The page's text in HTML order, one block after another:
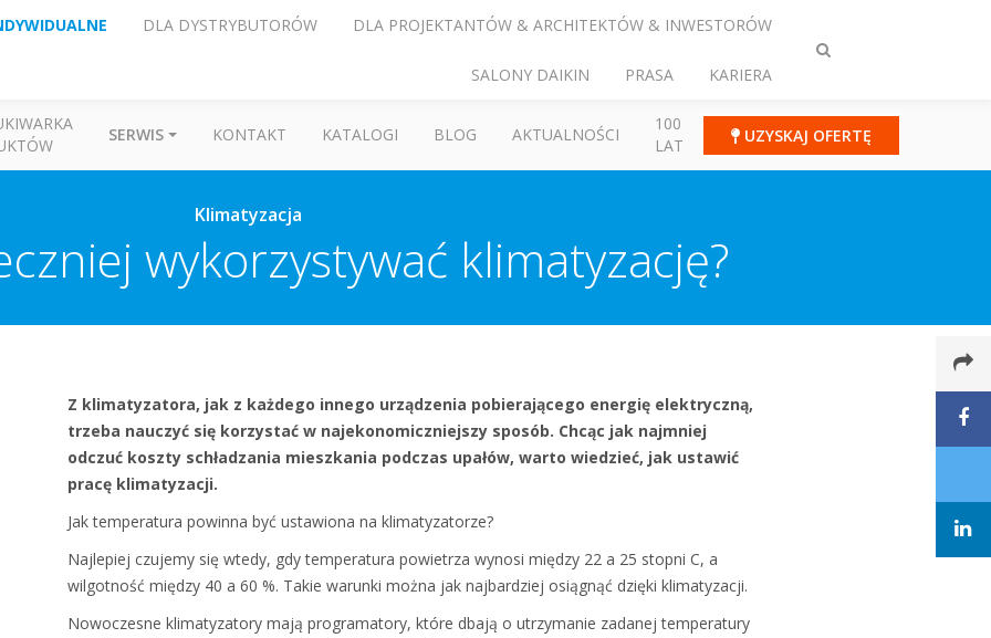
Przełącz
DLA DYSTRYBUTORÓW DLA PROJEKTANTÓW & ARCHITEKTÓW & INWESTORÓW
SALONY DAIKIN PRASA KARIERA
SERWIS KONTAKT KATALOGI BLOG AKTUALNOŚCI
100
LAT
UZYSKAJ OFERTĘ
Klimatyzacja
wykorzystywać klimatyzację?
Z klimatyzatora, jak z każdego innego urządzenia pobierającego energię elektryczną,
trzeba nauczyć się korzystać w najekonomiczniejszy sposób. Chcąc jak najmniej
odczuć koszty schładzania mieszkania podczas upałów, warto wiedzieć, jak ustawić
pracę klimatyzacji.
Jak temperatura powinna być ustawiona na klimatyzatorze?
Najlepiej czujemy się wtedy, gdy temperatura powietrza wynosi między 22 a 25 stopni C, a
wilgotność między 40 a 60 %. Takie warunki można jak najbardziej osiągnąć dzięki klimatyzacji.
Nowoczesne klimatyzatory mają programatory, które dbają o utrzymanie zadanej temperatury